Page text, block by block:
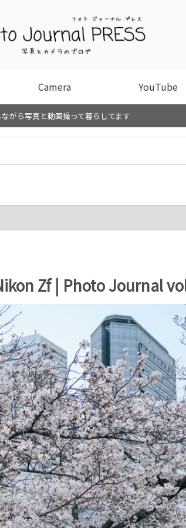
Camera YouTube
がら写真と動画撮って暮らしてます
Zf | Photo Journal